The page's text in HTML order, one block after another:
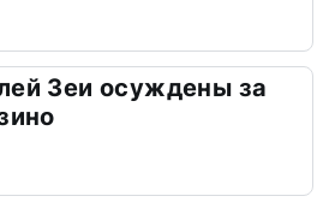
Зеи осуждены за